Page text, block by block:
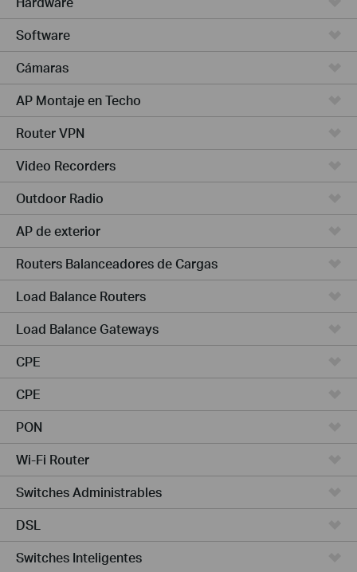
Software
Cámaras
AP Montaje en Techo
Router VPN
Video Recorders
Outdoor Radio
AP de exterior
Routers Balanceadores de Cargas
Load Balance Routers
Load Balance Gateways
CPE
CPE
PON
Wi-Fi Router
Switches Administrables
DSL
Switches Inteligentes